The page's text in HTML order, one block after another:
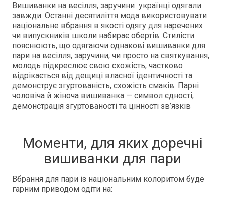
Вишиванки на весілля, заручини українці одягали
завжди. Останні десятиліття мода використовувати
національне вбрання в якості одягу для наречених
чи випускників школи набирає обертів. Стилісти
пояснюють, що одягаючи однакові вишиванки для
пари на весілля, заручини, чи просто на святкування,
молодь підкреслює свою схожість, частково
відрікається від дещиці власної ідентичності та
демонструє згуртованість, схожість смаків. Парні
чоловіча й жіноча вишиванка — символ єдності,
демонстрація згуртованості та цінності зв’язків
Моменти, для яких доречні
вишиванки для пари
Вбрання для пари із національним колоритом буде
гарним приводом одіти на: